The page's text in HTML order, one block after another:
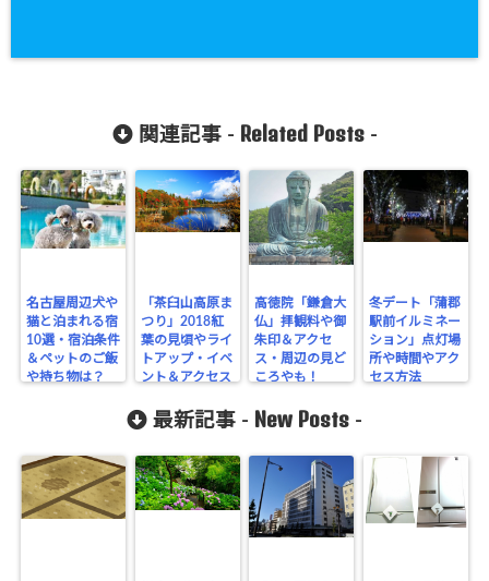
関連記事 - Related Posts-
名古屋周辺犬や
猫と泊まれる宿
10選・宿泊条件
＆ペットのご飯
や持ち物は？
「茶臼山高原ま
つり」2018紅
葉の見頃やライ
トアップ・イベ
ント＆アクセス
高徳院「鎌倉大
仏」拝観料や御
朱印＆アクセ
ス・周辺の見ど
ころやも！
冬デート「蒲郡
駅前イルミネー
ション」点灯場
所や時間やアク
セス方法
最新記事 - New Posts -